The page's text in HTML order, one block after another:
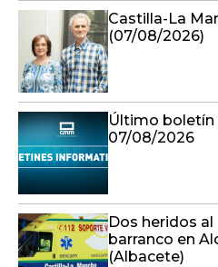
Castilla-La
(07/08/2026)
Último boletín
07/08/2026
Dos heridos
barranco en
(Albacete)